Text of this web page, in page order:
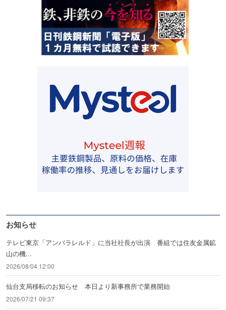
お知らせ
テレビ東京「アンパラレルド」に当社社長が出演 番組では住友金属鉱
山の機...
2026/08/04 12:00
仙台支局移転のお知らせ 本日より新事務所で業務開始
2026/07/21 09:37